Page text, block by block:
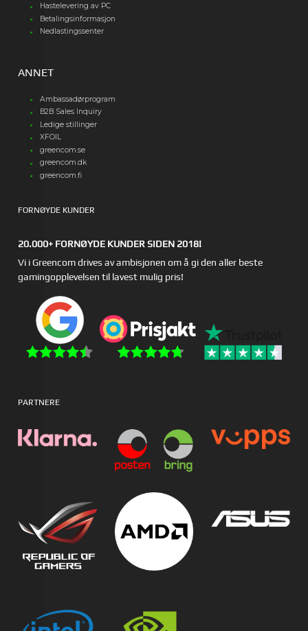
Hastelevering av PC
Betalingsinformasjon
Nedlastingssenter
ANNET
Ambassadørprogram
B2B Sales Inquiry
Ledige stillinger
XFOIL
greencom.se
greencom.dk
greencom.fi
FORNØYDE KUNDER
20.000+ FORNØYDE KUNDER SIDEN 2018!
Vi i Greencom drives av ambisjonen om å gi den aller beste
gamingopplevelsen til lavest mulig pris!
PARTNERE